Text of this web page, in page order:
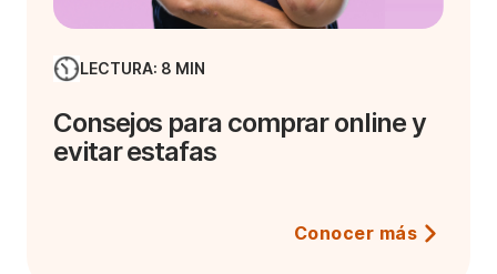
LECTURA: 8 MIN
Consejos para comprar online y
evitar estafas
Conocer más